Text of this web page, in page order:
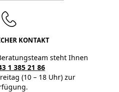
KONTAKT
steht Ihnen
1 385 21 86
(10 – 18 Uhr) zur